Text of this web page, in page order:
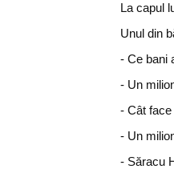
La capul
Unul din
- Ce bani
- Un
- Cât
- Un
- Săracu